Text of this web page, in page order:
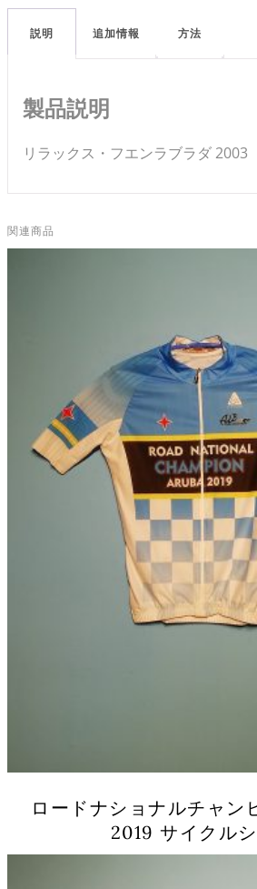
説明 追加情報 方法
製品説明
リラックス・フエンラブラダ 2003
関連商品
ロードナショナルチャン
2019 サイクル